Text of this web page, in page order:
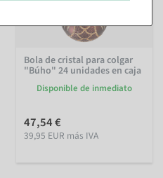
Bola de cristal para colgar
"Búho" 24 unidades en caja
Disponible de inmediato
47,54 €
39,95 EUR más IVA